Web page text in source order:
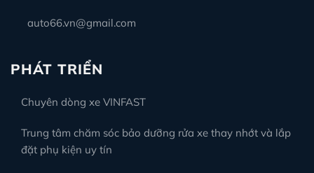
auto66.vn@gmail.com
PHÁT TRIỂN
Chuyên dòng xe VINFAST
Trung tâm chăm sóc bảo dưỡng rửa xe thay nhớt và lắp
đặt phụ kiện uy tín